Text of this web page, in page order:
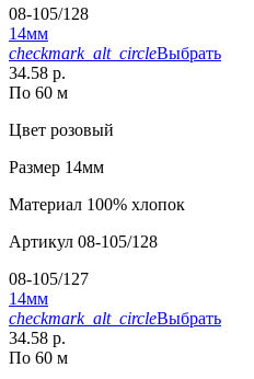
08-105/128
14мм
checkmark_alt_circleВыбрать
34.58 р.
По 60 м
Цвет розовый
Размер 14мм
Материал 100% хлопок
Артикул 08-105/128
08-105/127
14мм
checkmark_alt_circleВыбрать
34.58 р.
По 60 м